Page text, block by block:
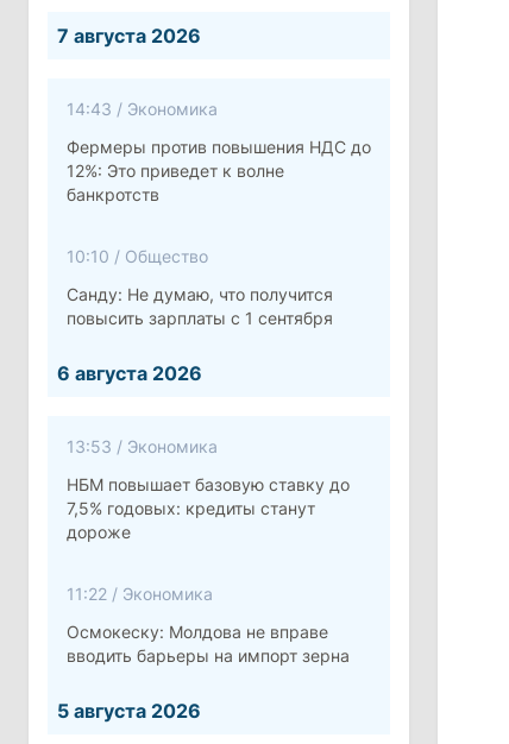
7 августа 2026
14:43 / Экономика
Фермеры против повышения НДС до
12%: Это приведет к волне
банкротств
10:10 / Общество
Санду: Не думаю, что получится
повысить зарплаты с 1 сентября
6 августа 2026
13:53 / Экономика
НБМ повышает базовую ставку до
7,5% годовых: кредиты станут
дороже
11:22 / Экономика
Осмокеску: Молдова не вправе
вводить барьеры на импорт зерна
5 августа 2026